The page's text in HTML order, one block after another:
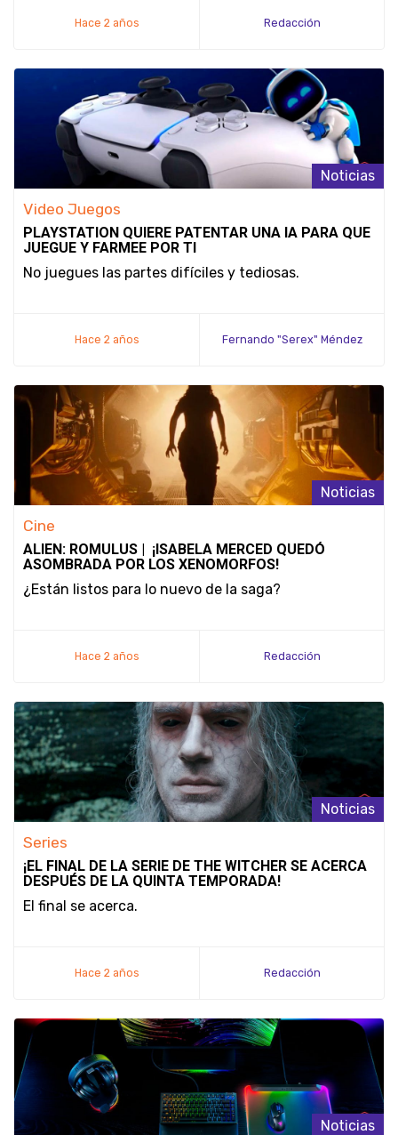
Hace 2 años Redacción
Noticias
Video Juegos
PLAYSTATION QUIERE PATENTAR UNA IA PARA QUE
JUEGUE Y FARMEE POR TI
No juegues las partes difíciles y tediosas.
Hace 2 años Fernando "Serex" Méndez
Noticias
Cine
ALIEN: ROMULUS | ¡ISABELA MERCED QUEDÓ
ASOMBRADA POR LOS XENOMORFOS!
¿Están listos para lo nuevo de la saga?
Hace 2 años Redacción
Noticias
Series
¡EL FINAL DE LA SERIE DE THE WITCHER SE ACERCA
DESPUÉS DE LA QUINTA TEMPORADA!
El final se acerca.
Hace 2 años Redacción
Noticias